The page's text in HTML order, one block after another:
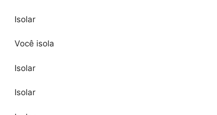
Isolar
Você isola
Isolar
Isolar